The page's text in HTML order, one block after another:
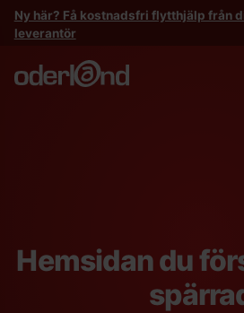
GåNy här? Få kostnadsfri flytthjälp från
leverantör
Hemsidan du